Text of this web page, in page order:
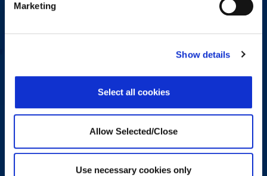
Marketing
Show details
Select all cookies
Allow Selected/Close
Use necessary cookies only
Número de teléfono*
Nombre de la empresa*